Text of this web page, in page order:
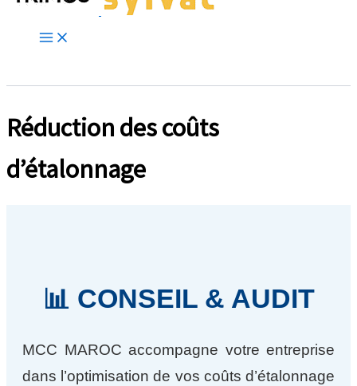
Réduction des coûts
d’étalonnage
📊 CONSEIL & AUDIT
MCC MAROC accompagne votre entreprise
dans l’optimisation de vos coûts d’étalonnage